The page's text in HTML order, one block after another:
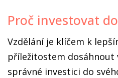
Proč investovat
Vzdělání je klíčem k
příležitostem dosáhnout
správné investici do